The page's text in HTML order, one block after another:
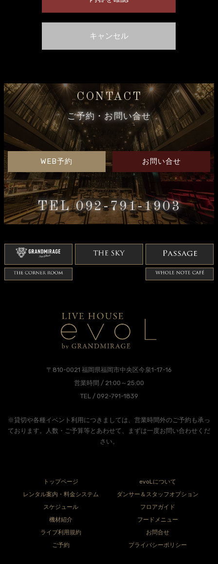
CONTACT
ご予約・お問い合せ
WEB予約 お問い合せ
TEL 092-791-1903
〒810-0021 福岡県福岡市中央区今泉1-17-16
営業時間 / 21:00～25:00
TEL / 092-791-1839
※貸切や各種イベント利用につきましては、営業時間外のご予約も承っ
ております。人数・ご予算等とあわせて、まずは一度お問い合わせくだ
さい。
トップページ
evoLについて
レンタル案内・料金システム
ダンサー＆スタッフオプション
スケジュール
フロアガイド
機材紹介
フードメニュー
ライブ利用規約
お問合せ
ご予約
プライバシーポリシー